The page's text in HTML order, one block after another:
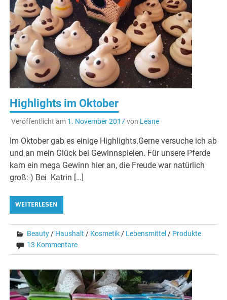
Highlights im Oktober
Veröffentlicht am 1. November 2017von Leane
Im Oktober gab es einige Highlights.Gerne versuche ich ab
und an mein Glück bei Gewinnspielen. Für unsere Pferde
kam ein mega Gewinn hier an, die Freude war natürlich
groß:-) Bei Katrin […]
WEITERLESEN
Beauty / Haushalt / Kosmetik / Lebensmittel / Produkte
13 Kommentare